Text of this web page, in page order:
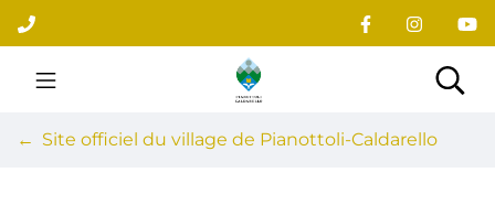
Aller
au
contenu
Site officiel du village
Site officiel du village de Pianottoli-Caldarello